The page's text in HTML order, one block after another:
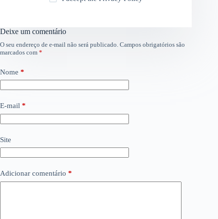
Deixe um comentário
O seu endereço de e-mail não será publicado. Campos obrigatórios são
marcados com *
Nome *
E-mail *
Site
Adicionar comentário *